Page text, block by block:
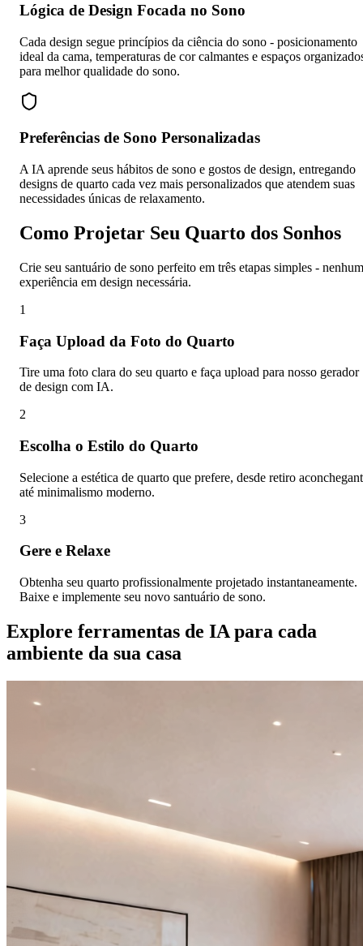
Lógica de Design Focada no Sono
Cada design segue princípios da ciência do sono - posicionamento
ideal da cama, temperaturas de cor calmantes e espaços
para melhor qualidade do sono.
Preferências de Sono Personalizadas
A IA aprende seus hábitos de sono e gostos de design, entregando
designs de quarto cada vez mais personalizados que atendem suas
necessidades únicas de relaxamento.
Como Projetar Seu Quarto dos Sonhos
Crie seu santuário de sono perfeito em três etapas simples -
experiência em design necessária.
1
Faça Upload da Foto do Quarto
Tire uma foto clara do seu quarto e faça upload para nosso gerador
de design com IA.
2
Escolha o Estilo do Quarto
Selecione a estética de quarto que prefere, desde retiro
até minimalismo moderno.
3
Gere e Relaxe
Obtenha seu quarto profissionalmente projetado instantaneamente.
Baixe e implemente seu novo santuário de sono.
Explore ferramentas de IA para cada
ambiente da sua casa